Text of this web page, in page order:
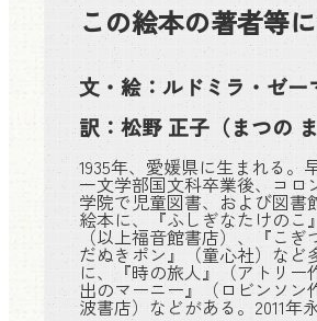
この絵本の著者等
文・絵：ルドミラ・ゼー
訳：松野 正子 （まつの
1935年、愛媛県に生まれる。
一文学部国文科卒業後、コロ
学院で児童図書、および図書
絵本に、『ふしぎなたけのこ
（以上福音館書店）、『こぎ
だぬきポン』（童心社）など
に、『時の旅人』（アトリー
出のマーニー』（ロビンソン
波書店）などがある。2011年